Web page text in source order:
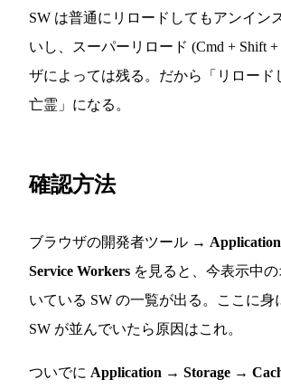
SW は普通にリロードしてもアンイン
いし、スーパーリロード (Cmd + Shift
ザによっては残る。だから「リロード
亡霊」になる。
確認方法
ブラウザの開発者ツール → Application
Service Workers を見ると、今表示中
いている SW の一覧が出る。ここに身
SW が並んでいたら原因はこれ。
ついでに Application → Storage →